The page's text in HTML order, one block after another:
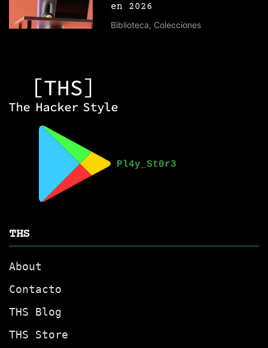
en 2026
Biblioteca, Colecciones
THS
About
Contacto
THS Blog
THS Store